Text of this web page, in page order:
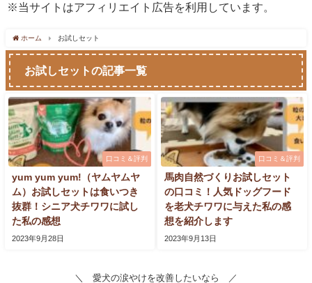
※当サイトはアフィリエイト広告を利用しています。
ホーム お試しセット
お試しセットの記事一覧
口コミ＆評判
yum yum yum!（ヤムヤムヤ
ム）お試しセットは食いつき
抜群！シニア犬チワワに試し
た私の感想
2023年9月28日
口コミ＆評判
馬肉自然づくりお試しセット
の口コミ！人気ドッグフード
を老犬チワワに与えた私の感
想を紹介します
2023年9月13日
＼ 愛犬の涙やけを改善したいなら ／